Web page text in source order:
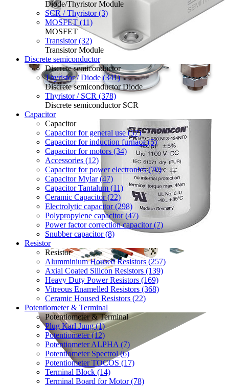
Diode/Thyristor Module
SCR / Thyristor (3)
MOSFET (11)
MOSFET
Transistor (32)
Transistor Module
Discrete semiconductor
Discrete semiconductor
Thyristor / Diode (341)
Discrete semiconductor Diode
Thyristor / SCR (378)
Discrete semiconductor SCR
Capacitor
Capacitor
Capacitor for general use (57)
Capacitor for induction furnace (5)
Capacitor for motors (34)
Accessories (12)
Capacitor for power electronics (70)
Capacitor Mylar (47)
Capacitor Tantalum (11)
Ceramic Capacitor (22)
Electrolytic capacitor (298)
Polypropylene capacitor (47)
Power factor correction capacitor (7)
Snubber capacitor (8)
Resistor
Resistor
Alumminium Housed Resistors (257)
Axial Coated Silicon Resistors (139)
Heavy Duty Power Resistors (169)
Vitreous Enamelled Resistors (368)
Ceramic Housed Resistors (22)
Potentiometer & Terminal
Potentiometer & Terminal
Plug Karl Jung (1)
Potentiometer (12)
Potentiometer ALPHA (7)
Potentiometer Spectrol (6)
Potentiometer TOCOS (17)
Terminal Block (14)
Terminal Board for Motor (78)